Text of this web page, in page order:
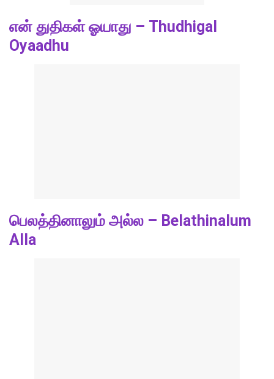
என் துதிகள் ஓயாது – Thudhigal
Oyaadhu
பெலத்தினாலும் அல்ல – Belathinalum
Alla